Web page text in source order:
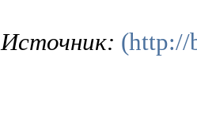
Источник: (http://